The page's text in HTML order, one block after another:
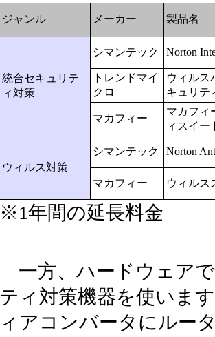
ジャンル メーカー 製品名
統合セキュリテ
ィ対策
シマンテック Norton
トレンドマイ
クロ
ウィルス
キュリテ
マカフィー
マカフィ
ィスイー
ウィルス対策
シマンテック Norton
マカフィー ウィルス
※1年間の延長料金
一方、ハードウェア
ティ対策機器を使いま
ィアコンバータにルー